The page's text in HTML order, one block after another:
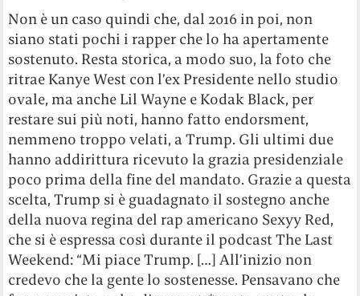
Non è un caso quindi che, dal 2016 in poi, non
siano stati pochi i rapper che lo ha apertamente
sostenuto. Resta storica, a modo suo, la foto che
ritrae Kanye West con l’ex Presidente nello studio
ovale, ma anche Lil Wayne e Kodak Black, per
restare sui più noti, hanno fatto endorsment,
nemmeno troppo velati, a Trump. Gli ultimi due
hanno addirittura ricevuto la grazia presidenziale
poco prima della fine del mandato. Grazie a questa
scelta, Trump si è guadagnato il sostegno anche
della nuova regina del rap americano Sexyy Red,
che si è espressa così durante il podcast The Last
Weekend: “Mi piace Trump. […] All’inizio non
credevo che la gente lo sostenesse. Pensavano che